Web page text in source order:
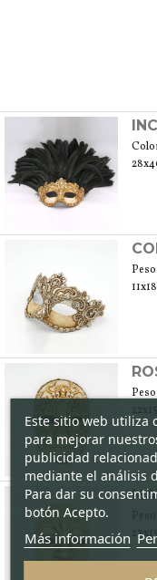
Este sitio web utiliza
para mejorar
publicidad
mediante el análisis
Para dar su
botón Acepto.
Más información